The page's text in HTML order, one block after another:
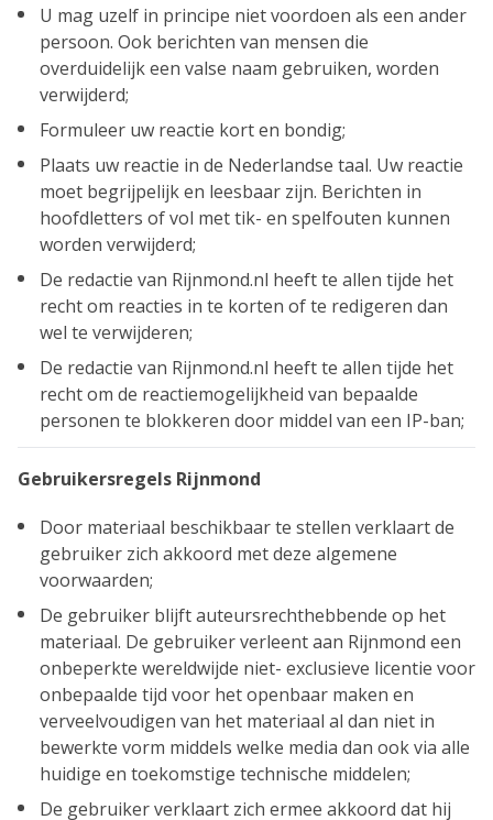
U mag uzelf in principe niet voordoen als een ander
persoon. Ook berichten van mensen die
overduidelijk een valse naam gebruiken, worden
verwijderd;
Formuleer uw reactie kort en bondig;
Plaats uw reactie in de Nederlandse taal. Uw reactie
moet begrijpelijk en leesbaar zijn. Berichten in
hoofdletters of vol met tik- en spelfouten kunnen
worden verwijderd;
De redactie van Rijnmond.nl heeft te allen tijde het
recht om reacties in te korten of te redigeren dan
wel te verwijderen;
De redactie van Rijnmond.nl heeft te allen tijde het
recht om de reactiemogelijkheid van bepaalde
personen te blokkeren door middel van een IP-ban;
Gebruikersregels Rijnmond
Door materiaal beschikbaar te stellen verklaart de
gebruiker zich akkoord met deze algemene
voorwaarden;
De gebruiker blijft auteursrechthebbende op het
materiaal. De gebruiker verleent aan Rijnmond een
onbeperkte wereldwijde niet- exclusieve licentie voor
onbepaalde tijd voor het openbaar maken en
verveelvoudigen van het materiaal al dan niet in
bewerkte vorm middels welke media dan ook via alle
huidige en toekomstige technische middelen;
De gebruiker verklaart zich ermee akkoord dat hij